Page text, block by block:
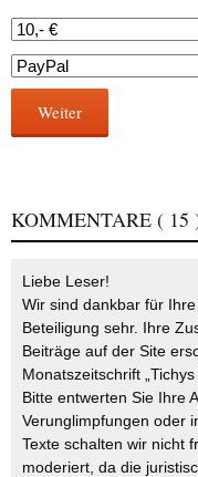
Weiter
KOMMENTARE ( 15
Liebe Leser!
Wir sind dankbar für
Beteiligung sehr. Ihre
Beiträge auf der Site
Monatszeitschrift „Tichys
Bitte entwerten Sie Ihre
Verunglimpfungen oder
Texte schalten wir nicht
moderiert, da die